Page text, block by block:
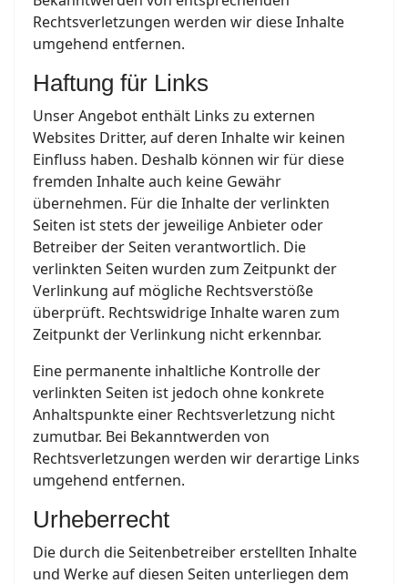
Rechtsverletzungen werden wir diese Inhalte
umgehend entfernen.
Haftung für Links
Unser Angebot enthält Links zu externen
Websites Dritter, auf deren Inhalte wir keinen
Einfluss haben. Deshalb können wir für diese
fremden Inhalte auch keine Gewähr
übernehmen. Für die Inhalte der verlinkten
Seiten ist stets der jeweilige Anbieter oder
Betreiber der Seiten verantwortlich. Die
verlinkten Seiten wurden zum Zeitpunkt der
Verlinkung auf mögliche Rechtsverstöße
überprüft. Rechtswidrige Inhalte waren zum
Zeitpunkt der Verlinkung nicht erkennbar.
Eine permanente inhaltliche Kontrolle der
verlinkten Seiten ist jedoch ohne konkrete
Anhaltspunkte einer Rechtsverletzung nicht
zumutbar. Bei Bekanntwerden von
Rechtsverletzungen werden wir derartige Links
umgehend entfernen.
Urheberrecht
Die durch die Seitenbetreiber erstellten Inhalte
und Werke auf diesen Seiten unterliegen dem